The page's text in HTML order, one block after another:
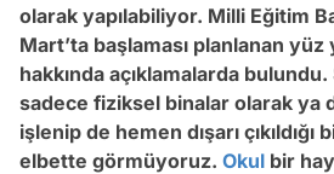
olarak yapılabiliyor. Milli Eğitim
Mart’ta başlaması planlanan
hakkında açıklamalarda
sadece fiziksel binalar olarak ya
işlenip de hemen dışarı
elbette görmüyoruz. Okul bir